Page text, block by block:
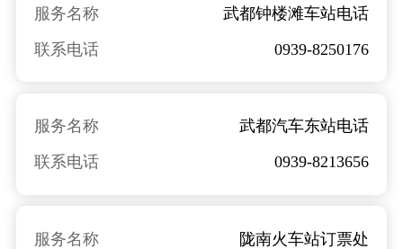
服务名称
武都钟楼滩车站电话
联系电话
0939-8250176
服务名称
武都汽车东站电话
联系电话
0939-8213656
服务名称
陇南火车站订票处